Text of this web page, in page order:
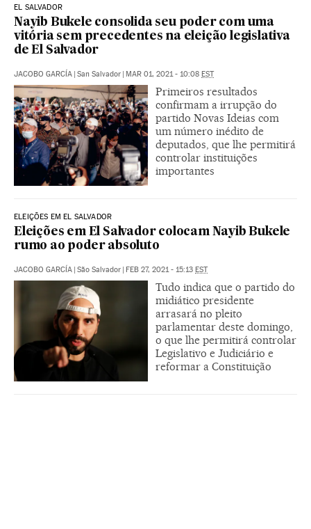
EL SALVADOR
Nayib Bukele consolida seu poder com uma
vitória sem precedentes na eleição legislativa
de El Salvador
JACOBO GARCÍA | San Salvador | MAR 01, 2021 - 10:08 EST
Primeiros resultados
confirmam a irrupção do
partido Novas Ideias com
um número inédito de
deputados, que lhe permitirá
controlar instituições
importantes
ELEIÇÕES EM EL SALVADOR
Eleições em El Salvador colocam Nayib Bukele
rumo ao poder absoluto
JACOBO GARCÍA | São Salvador | FEB 27, 2021 - 15:13 EST
Tudo indica que o partido do
midiático presidente
arrasará no pleito
parlamentar deste domingo,
o que lhe permitirá controlar
Legislativo e Judiciário e
reformar a Constituição